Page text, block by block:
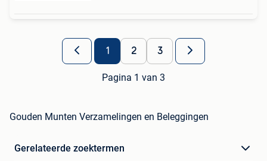
1 2 3
Pagina 1 van 3
Gouden Munten Verzamelingen en Beleggingen
Gerelateerde zoektermen